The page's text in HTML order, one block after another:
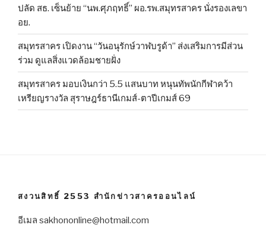
ปลัด สธ. เซ็นย้าย “นพ.ศุภฤทธิ์” ผอ.รพ.สมุทรสาคร นั่งรองเลขา
อย.
สมุทรสาคร เปิดงาน “วันอนุรักษ์วาฬบรูด้า” ส่งเสริมการมีส่วน
ร่วม ดูแลสิ่งแวดล้อมชายฝั่ง
สมุทรสาคร มอบเงินกว่า 5.5 แสนบาท หนุนทัพนักกีฬาคว้า
เหรียญรางวัล สุราษฎร์ธานีเกมส์-ตาปีเกมส์ 69
สงวนสิทธิ์ 2553 สำนักข่าวสาครออนไลน์
อีเมล sakhononline@hotmail.com